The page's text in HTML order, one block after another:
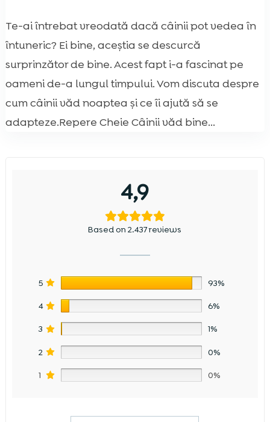
Te-ai întrebat vreodată dacă câinii pot vedea în
întuneric? Ei bine, aceștia se descurcă
surprinzător de bine. Acest fapt i-a fascinat pe
oameni de-a lungul timpului. Vom discuta despre
cum câinii văd noaptea și ce îi ajută să se
adapteze.Repere Cheie Câinii văd bine...
4,9
Based on 2.437 reviews
5 93%
4 6%
3 1%
2 0%
1 0%